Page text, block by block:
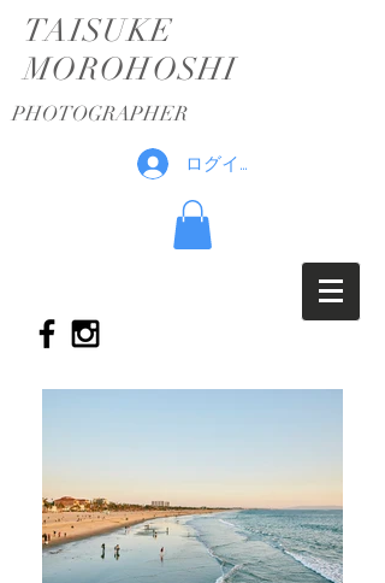
TAISUKE
MOROHOSHI
PHOTOGRAPHER
ログイン